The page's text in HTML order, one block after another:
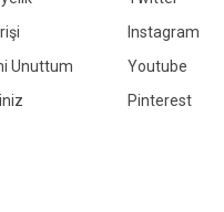
Unuttum
Instagram
Youtube
Pinterest